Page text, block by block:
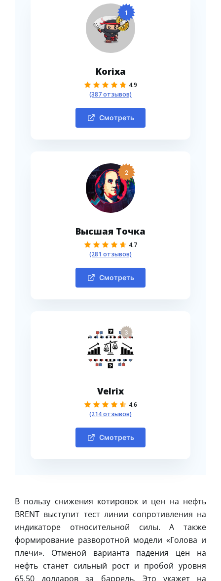
1
Korixa
4.9
(387 отзывов)
Смотреть
2
Высшая Точка
4.7
(281 отзывов)
Смотреть
3
Velrix
4.6
(214 отзывов)
Смотреть
В пользу снижения котировок и цен на нефть
BRENT выступит тест линии сопротивления на
индикаторе относительной силы. А также
формирование разворотной модели «Голова и
плечи». Отменой варианта падения цен на
нефть станет сильный рост и пробой уровня
65.50 долларов за баррель. Это укажет на